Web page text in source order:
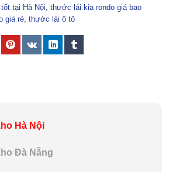
tại Hà Nội thước lái kia rondo giá bao
giá rẻ thước lái ô tô
Hà Nội
Đà Nẵng